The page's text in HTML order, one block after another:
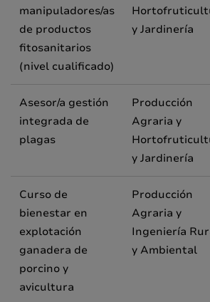
manipuladores/as
de productos
fitosanitarios
(nivel cualificado)
y Jardinería
Asesor/a gestión
integrada de
plagas
Producción
Agraria y
y Jardinería
Curso de
bienestar en
explotación
ganadera de
porcino y
avicultura
Producción
Agraria y
Ingeniería
y Ambiental